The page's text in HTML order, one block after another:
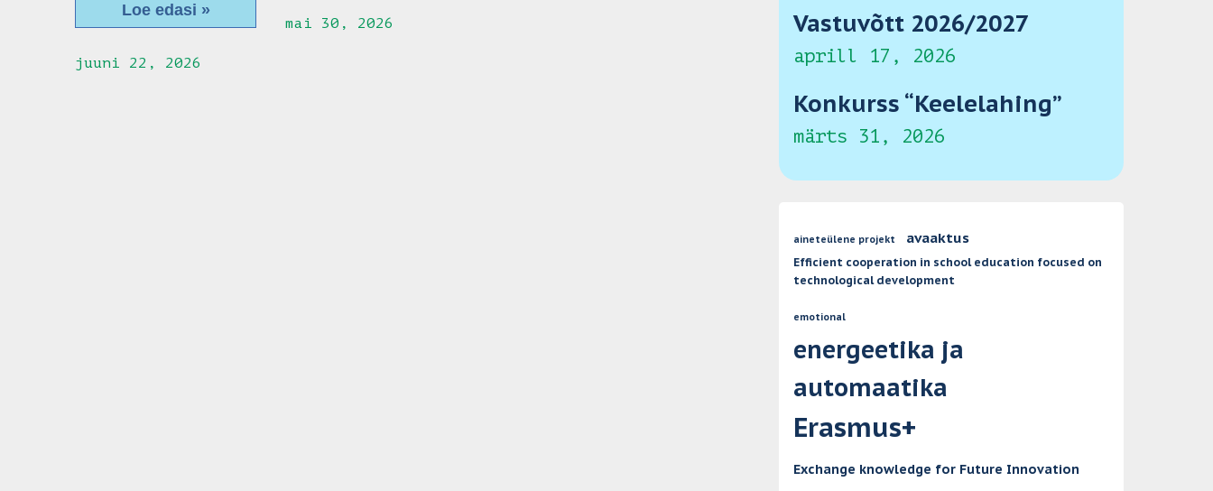
Loe edasi »
juuni 22, 2026
mai 30, 2026 Vastuvõtt 2026/2027
aprill 17, 2026
Konkurss “Keelelahing”
märts 31, 2026
aineteülene projekt avaaktus
Efficient cooperation in school education focused on
technological development
emotional
energeetika ja
automaatika
Erasmus+
Exchange knowledge for Future Innovation